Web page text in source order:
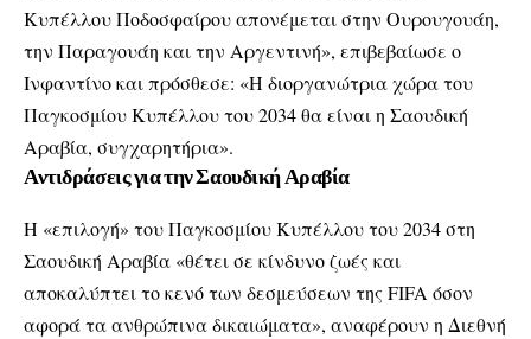
Κυπέλλου Ποδοσφαίρου απονέμεται στην Ουρουγουάη,
την Παραγουάη και την Αργεντινή», επιβεβαίωσε ο
Ινφαντίνο και πρόσθεσε: «Η διοργανώτρια χώρα του
Παγκοσμίου Κυπέλλου του 2034 θα είναι η Σαουδική
Αραβία, συγχαρητήρια».
Αντιδράσεις για την Σαουδική Αραβία
Η «επιλογή» του Παγκοσμίου Κυπέλλου του 2034 στη
Σαουδική Αραβία «θέτει σε κίνδυνο ζωές και
αποκαλύπτει το κενό των δεσμεύσεων της FIFA όσον
αφορά τα ανθρώπινα δικαιώματα», αναφέρουν η Διεθνή